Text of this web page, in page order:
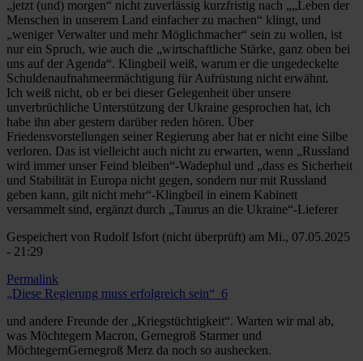
„jetzt (und) morgen“ nicht zuverlässig kurzfristig nach „„Leben der
Menschen in unserem Land einfacher zu machen“ klingt, und
„weniger Verwalter und mehr Möglichmacher“ sein zu wollen, ist
nur ein Spruch, wie auch die „wirtschaftliche Stärke, ganz oben bei
uns auf der Agenda“. Klingbeil weiß, warum er die ungedeckelte
Schuldenaufnahmeermächtigung für Aufrüstung nicht erwähnt.
Ich weiß nicht, ob er bei dieser Gelegenheit über unsere
unverbrüchliche Unterstützung der Ukraine gesprochen hat, ich
habe ihn aber gestern darüber reden hören. Über
Friedensvorstellungen seiner Regierung aber hat er nicht eine Silbe
verloren. Das ist vielleicht auch nicht zu erwarten, wenn „Russland
wird immer unser Feind bleiben“-Wadephul und „dass es Sicherheit
und Stabilität in Europa nicht gegen, sondern nur mit Russland
geben kann, gilt nicht mehr“-Klingbeil in einem Kabinett
versammelt sind, ergänzt durch „Taurus an die Ukraine“-Lieferer
Gespeichert von Rudolf Isfort (nicht überprüft) am Mi., 07.05.2025
- 21:29
Permalink
„Diese Regierung muss erfolgreich sein“_6
und andere Freunde der „Kriegstüchtigkeit“. Warten wir mal ab,
was Möchtegern Macron, Gernegroß Starmer und
MöchtegernGernegroß Merz da noch so aushecken.